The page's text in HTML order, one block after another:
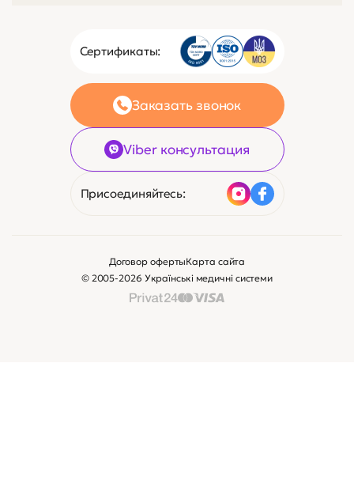
Сертификаты:
Заказать звонок
Viber консультация
Присоединяйтесь:
© 2005-2026 Українські медичні системи
Договор офертыКарта сайта